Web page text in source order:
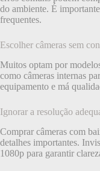
do ambiente. É
frequentes.
Escolher câmeras sem
Muitos optam por
como câmeras internas
equipamento e má
Ignorar a resolução
Comprar câmeras com
detalhes importantes.
1080p para garantir